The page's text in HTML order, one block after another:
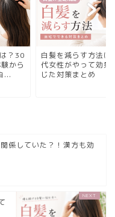
？30
を感
白髪が急に増えた原
３つ！病気の可能性
リ
係していた？！漢方も効